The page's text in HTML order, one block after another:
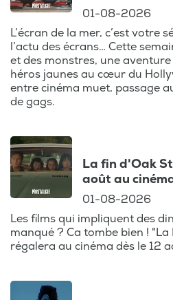
01-08-2026
L’écran de la mer, c’est votre
l’actu des écrans… Cette
et des monstres, une
héros jaunes au cœur du
entre cinéma muet, passage
de gags.
La fin d'Oak
août au
01-08-2026
Les films qui impliquent des
manqué ? Ca tombe bien !
régalera au cinéma dès le 12